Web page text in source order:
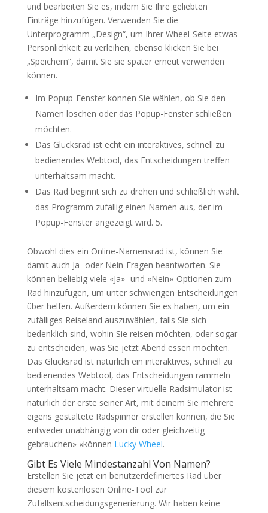
und bearbeiten Sie es, indem Sie Ihre geliebten
Einträge hinzufügen. Verwenden Sie die
Unterprogramm „Design“, um Ihrer Wheel-Seite etwas
Persönlichkeit zu verleihen, ebenso klicken Sie bei
„Speichern“, damit Sie sie später erneut verwenden
können.
Im Popup-Fenster können Sie wählen, ob Sie den
Namen löschen oder das Popup-Fenster schließen
möchten.
Das Glücksrad ist echt ein interaktives, schnell zu
bedienendes Webtool, das Entscheidungen treffen
unterhaltsam macht.
Das Rad beginnt sich zu drehen und schließlich wählt
das Programm zufällig einen Namen aus, der im
Popup-Fenster angezeigt wird. 5.
Obwohl dies ein Online-Namensrad ist, können Sie
damit auch Ja- oder Nein-Fragen beantworten. Sie
können beliebig viele «Ja»- und «Nein»-Optionen zum
Rad hinzufügen, um unter schwierigen Entscheidungen
über helfen. Außerdem können Sie es haben, um ein
zufälliges Reiseland auszuwählen, falls Sie sich
bedenklich sind, wohin Sie reisen möchten, oder sogar
zu entscheiden, was Sie jetzt Abend essen möchten.
Das Glücksrad ist natürlich ein interaktives, schnell zu
bedienendes Webtool, das Entscheidungen rammeln
unterhaltsam macht. Dieser virtuelle Radsimulator ist
natürlich der erste seiner Art, mit deinem Sie mehrere
eigens gestaltete Radspinner erstellen können, die Sie
entweder unabhängig von dir oder gleichzeitig
gebrauchen» «können Lucky Wheel.
Gibt Es Viele Mindestanzahl Von Namen?
Erstellen Sie jetzt ein benutzerdefiniertes Rad über
diesem kostenlosen Online-Tool zur
Zufallsentscheidungsgenerierung. Wir haben keine